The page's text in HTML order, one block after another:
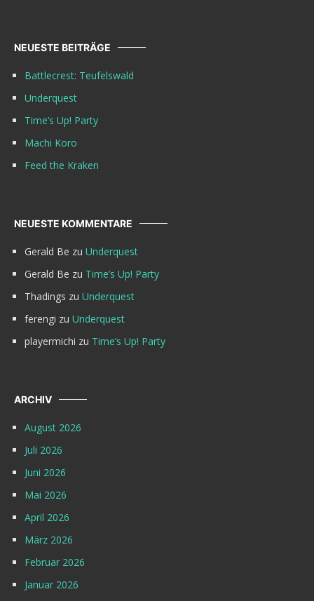
NEUESTE BEITRÄGE
Battlecrest: Teufelswald
Underquest
Time’s Up! Party
Machi Koro
Feed the Kraken
NEUESTE KOMMENTARE
Gerald Be zu Underquest
Gerald Be zu Time’s Up! Party
Thadings zu Underquest
ferengi zu Underquest
playermichi zu Time’s Up! Party
ARCHIV
August 2026
Juli 2026
Juni 2026
Mai 2026
April 2026
März 2026
Februar 2026
Januar 2026